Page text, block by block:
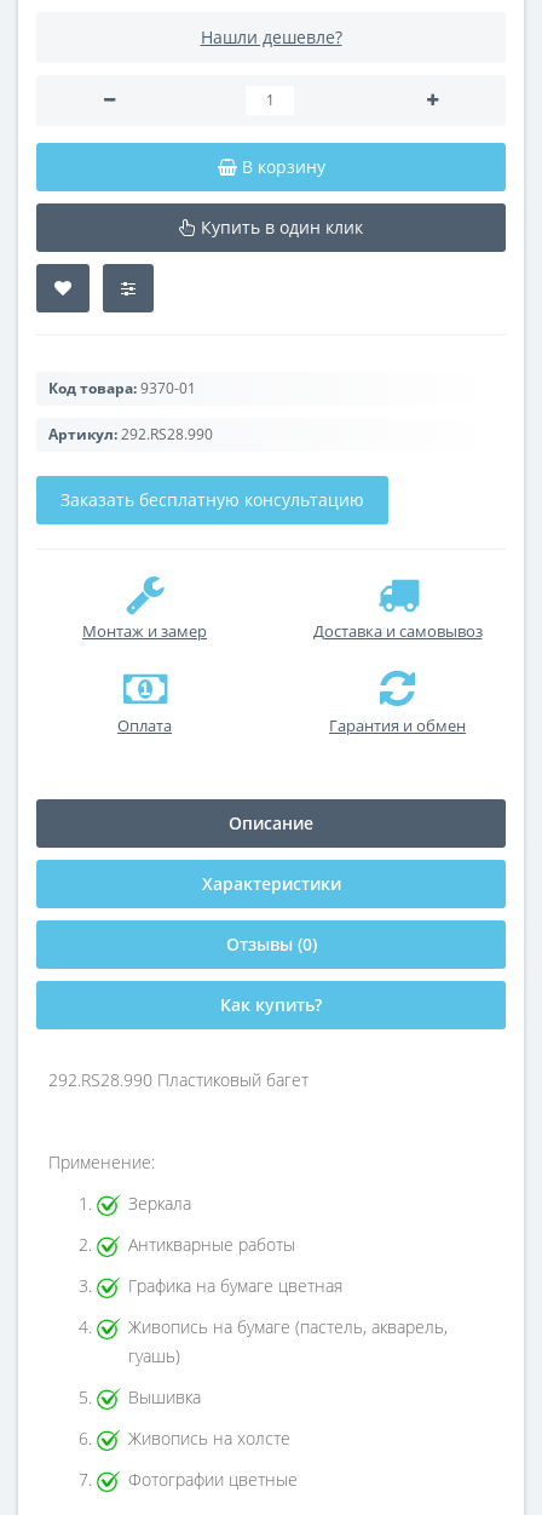
Нашли дешевле?
В корзину
Купить в один клик
Код товара:9370-01
Артикул:292.RS28.990
Заказать бесплатную консультацию
Монтаж и замер Доставка и самовывоз
Оплата Гарантия и обмен
Описание
Характеристики
Отзывы (0)
Как купить?
292.RS28.990 Пластиковый багет
Применение:
Зеркала
Антикварные работы
Графика на бумаге цветная
Живопись на бумаге (пастель, акварель,
гуашь)
Вышивка
Живопись на холсте
Фотографии цветные